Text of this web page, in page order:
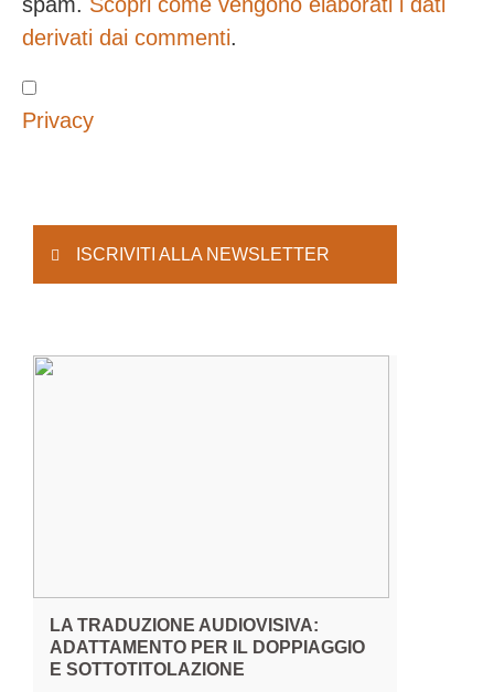
derivati dai commenti.
Privacy
ISCRIVITI ALLA NEWSLETTER
LA TRADUZIONE AUDIOVISIVA:
ADATTAMENTO PER IL DOPPIAGGIO
E SOTTOTITOLAZIONE